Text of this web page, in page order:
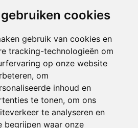
cookies
gebruik van cookies en
tracking-technologieën om
op onze website
om
inhoud en
te tonen, om ons
te analyseren en
begrijpen waar onze